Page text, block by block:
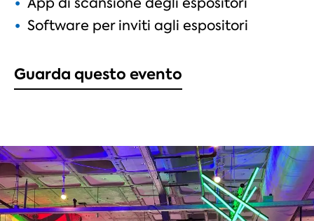
Software per inviti agli espositori
Guarda questo evento